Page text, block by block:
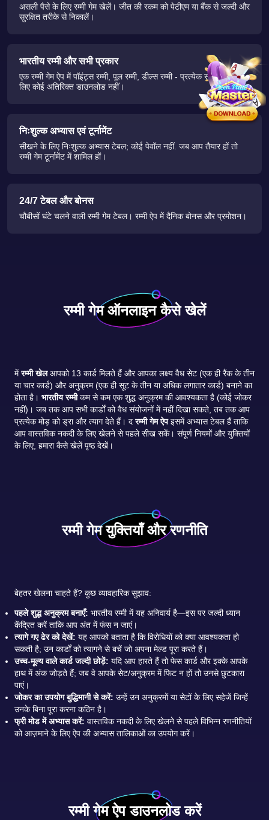
असली पैसे के लिए रम्मी गेम खेलें। जीत की रकम को पेटीएम या बैंक से जल्दी और
सुरक्षित तरीके से निकालें।
भारतीय रम्मी और सभी प्रकार
एक रम्मी गेम ऐप में पॉइंट्स रम्मी, पूल रम्मी, डील्स रम्मी - प्रत्येक संस्करण के
लिए कोई अतिरिक्त डाउनलोड नहीं।
निःशुल्क अभ्यास एवं टूर्नामेंट
सीखने के लिए निःशुल्क अभ्यास टेबल; कोई पेवॉल नहीं. जब आप तैयार हों तो
रम्मी गेम टूर्नामेंट में शामिल हों।
24/7 टेबल और बोनस
चौबीसों घंटे चलने वाली रम्मी गेम टेबल। रम्मी ऐप में दैनिक बोनस और प्रमोशन।
रम्मी गेम ऑनलाइन कैसे खेलें
मेंरम्मी खेलआपको 13 कार्ड मिलते हैं और आपका लक्ष्य वैध सेट (एक ही रैंक के तीन
या चार कार्ड) और अनुक्रम (एक ही सूट के तीन या अधिक लगातार कार्ड) बनाने का
होता है। भारतीय रम्मीकम से कम एक शुद्ध अनुक्रम की आवश्यकता है (कोई जोकर
नहीं)। जब तक आप सभी कार्डों को वैध संयोजनों में नहीं दिखा सकते, तब तक आप
प्रत्येक मोड़ को ड्रा और त्याग देते हैं। दरम्मी गेम ऐपइसमें अभ्यास टेबल हैं ताकि
आप वास्तविक नकदी के लिए खेलने से पहले सीख सकें। संपूर्ण नियमों और युक्तियों
के लिए, हमारा कैसे खेलें पृष्ठ देखें।
रम्मी गेम युक्तियाँ और रणनीति
बेहतर खेलना चाहते हैं? कुछ व्यावहारिक सुझाव:
पहले शुद्ध अनुक्रम बनाएँ: भारतीय रम्मी में यह अनिवार्य है—इस पर जल्दी ध्यान
केंद्रित करें ताकि आप अंत में फंस न जाएं।
त्यागे गए ढेर को देखें: यह आपको बताता है कि विरोधियों को क्या आवश्यकता हो
सकती है; उन कार्डों को त्यागने से बचें जो अपना मेल्ड पूरा करते हैं।
उच्च-मूल्य वाले कार्ड जल्दी छोड़ें: यदि आप हारते हैं तो फेस कार्ड और इक्के आपके
हाथ में अंक जोड़ते हैं; जब वे आपके सेट/अनुक्रम में फिट न हों तो उनसे छुटकारा
पाएं।
जोकर का उपयोग बुद्धिमानी से करें: उन्हें उन अनुक्रमों या सेटों के लिए सहेजें जिन्हें
उनके बिना पूरा करना कठिन है।
फ्री मोड में अभ्यास करें: वास्तविक नकदी के लिए खेलने से पहले विभिन्न रणनीतियों
को आज़माने के लिए ऐप की अभ्यास तालिकाओं का उपयोग करें।
रम्मी गेम ऐप डाउनलोड करें